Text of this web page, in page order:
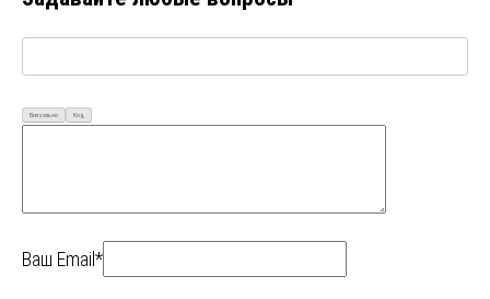
Визуально Код
Ваш Email*